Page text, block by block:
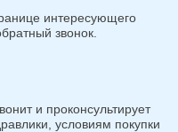
интересующего
звонок.
и проконсультирует
условиям покупки